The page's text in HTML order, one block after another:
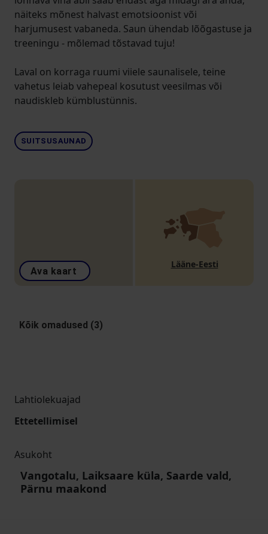
näiteks mõnest halvast emotsioonist või
harjumusest vabaneda. Saun ühendab lõõgastuse ja
treeningu - mõlemad tõstavad tuju!
Laval on korraga ruumi viiele saunalisele, teine
vahetus leiab vahepeal kosutust veesilmas või
naudiskleb kümblustünnis.
SUITSUSAUNAD
Ava kaart
Lääne-Eesti
Kõik omadused (3)
Lahtiolekuajad
Ettetellimisel
Asukoht
Vangotalu, Laiksaare küla, Saarde vald,
Pärnu maakond